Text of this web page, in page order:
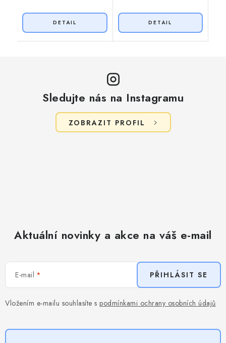
Sledujte nás na Instagramu
ZOBRAZIT PROFIL
Aktuální novinky a akce na váš e-mail
E-mail
Vložením e-mailu souhlasíte s podmínkami ochrany osobních údajů
PŘIHLÁSIT SE